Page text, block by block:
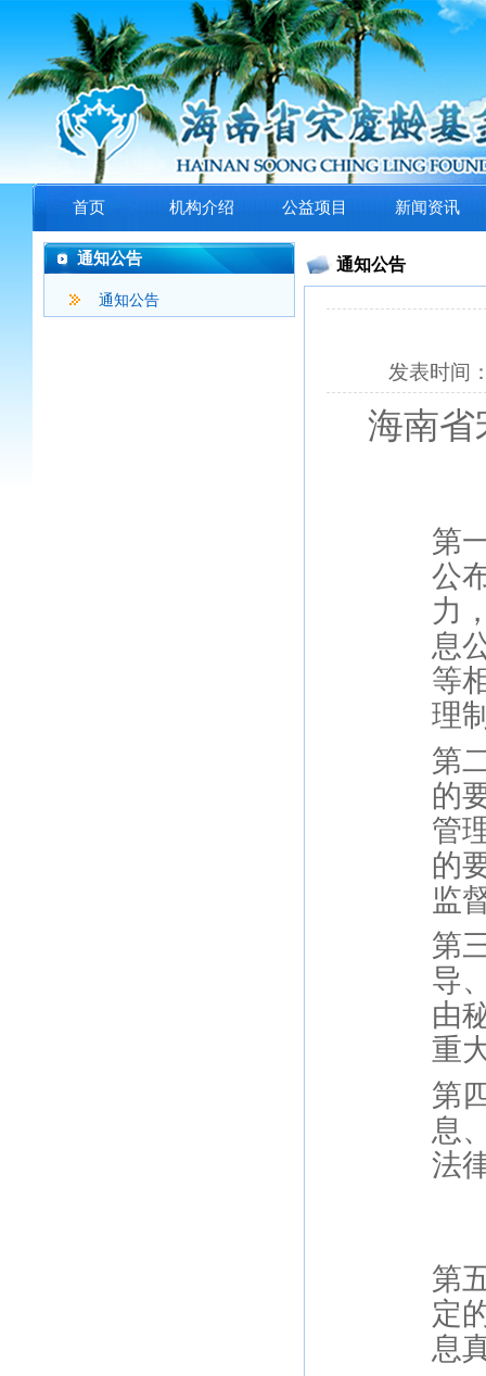
首页 机构介绍 公益项目 新闻资讯
通知公告
通知公告
通知公告
发表时间
海南省
第
公
力
息
等
理
第
的
管
的
监
第
导
由
重
第
息
法
第
定
息